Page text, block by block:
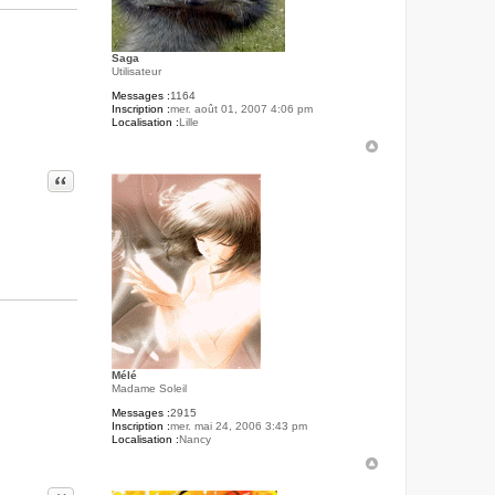
l
i
e
n
Saga
Utilisateur
Messages :1164
Inscription :mer. août 01, 2007 4:06 pm
Localisation :Lille
Mélé
Madame Soleil
Messages :2915
Inscription :mer. mai 24, 2006 3:43 pm
Localisation :Nancy
Citer